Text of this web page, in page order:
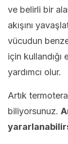
ve belirli bir
akışını
vücudun
için
yardımcı olur.
Artık
biliyorsunuz.